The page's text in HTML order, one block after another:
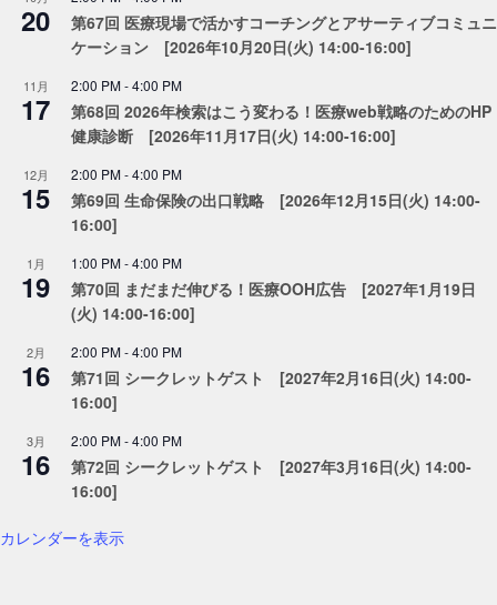
20
第67回 医療現場で活かすコーチングとアサーティブコミュニ
ケーション [2026年10月20日(火) 14:00-16:00]
11月
17
2:00 PM-4:00 PM
第68回 2026年検索はこう変わる！医療web戦略のためのHP
健康診断 [2026年11月17日(火) 14:00-16:00]
12月
15
2:00 PM-4:00 PM
第69回 生命保険の出口戦略 [2026年12月15日(火) 14:00-
16:00]
1月
19
1:00 PM-4:00 PM
第70回 まだまだ伸びる！医療OOH広告 [2027年1月19日
(火) 14:00-16:00]
2月
16
2:00 PM-4:00 PM
第71回 シークレットゲスト [2027年2月16日(火) 14:00-
16:00]
3月
16
2:00 PM-4:00 PM
第72回 シークレットゲスト [2027年3月16日(火) 14:00-
16:00]
カレンダーを表示